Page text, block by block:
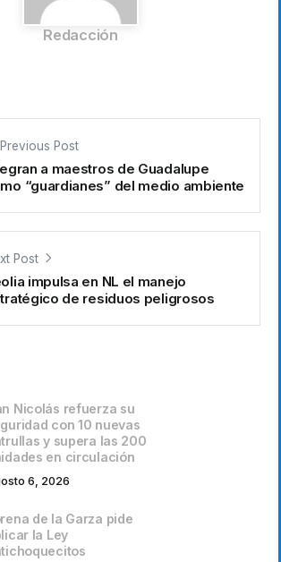
Redacción
Previous Post
a maestros de Guadalupe
“guardianes” del medio ambiente
Post
impulsa en NL el manejo
de residuos peligrosos
Nicolás refuerza su
con 10 nuevas
y supera las 200
en circulación
6, 2026
de la Garza pide
la Ley